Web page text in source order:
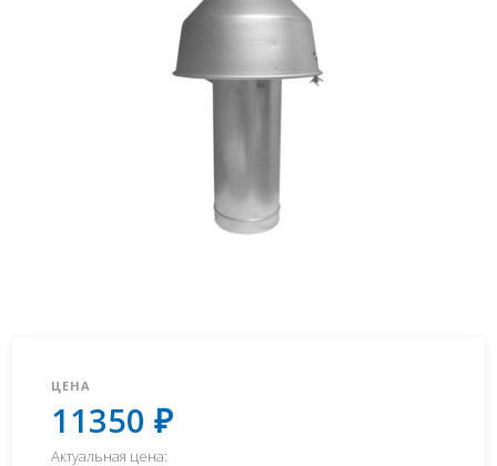
ЦЕНА
11350 ₽
Актуальная цена: